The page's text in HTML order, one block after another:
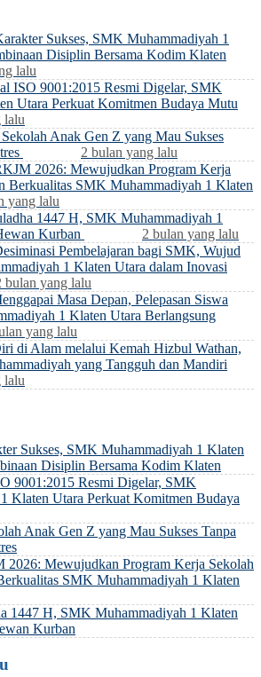
Sukses, SMK Muhammadiyah 1
Disiplin Bersama Kodim Klaten
lalu
ISO 9001:2015 Resmi Digelar, SMK
Utara Perkuat Komitmen Budaya Mutu
lalu
Anak Gen Z yang Mau Sukses
2 bulan yang lalu
2026: Mewujudkan Program Kerja
Berkualitas SMK Muhammadiyah 1 Klaten
yang lalu
1447 H, SMK Muhammadiyah 1
Kurban
2 bulan yang lalu
Pembelajaran bagi SMK, Wujud
1 Klaten Utara dalam Inovasi
bulan yang lalu
Masa Depan, Pelepasan Siswa
1 Klaten Utara Berlangsung
yang lalu
di Alam melalui Kemah Hizbul Wathan,
yang Tangguh dan Mandiri
lalu
Sukses, SMK Muhammadiyah 1 Klaten
Disiplin Bersama Kodim Klaten
9001:2015 Resmi Digelar, SMK
Klaten Utara Perkuat Komitmen Budaya
Anak Gen Z yang Mau Sukses Tanpa
2026: Mewujudkan Program Kerja Sekolah
SMK Muhammadiyah 1 Klaten
1447 H, SMK Muhammadiyah 1 Klaten
Kurban